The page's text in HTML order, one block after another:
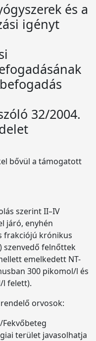
és a
igényt
32/2004.
bővül a támogatott
szerint II–IV
járó, enyhén
frakciójú krónikus
szenvedő felnőttek
emelkedett NT-
300 pikomol/l és
l felett).
orvosok:
terület javasolhatja